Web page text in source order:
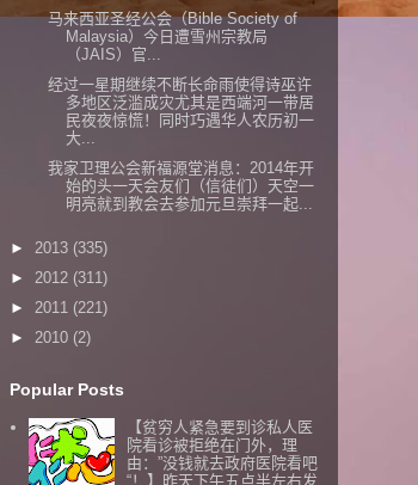
马来西亚圣经公会（Bible Society of
Malaysia）今日遭雪州宗教局
（JAIS）官...
经过一星期继续不断长命雨使得诗巫许
多地区泛滥成灾尤其是西端河一带居
民夜夜惊慌！同时巧遇华人农历初一
大...
我家卫理公会新福源堂消息：2014年开
始的头一天会友们（信徒们）天空一
明亮就到教会去参加元旦崇拜一起...
► 2013 (335)
► 2012 (311)
► 2011 (221)
► 2010 (2)
Popular Posts
【贫穷人紧急要到诊私人医
院看诊被拒绝在门外，理
由：”没钱就去政府医院看吧
“！】昨天下午五点半左右发